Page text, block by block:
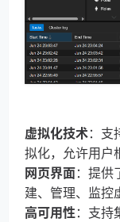
虚拟化技术：支
拟化，允许用户
网页界面：提供
建、管理、监控
高可用性：支持